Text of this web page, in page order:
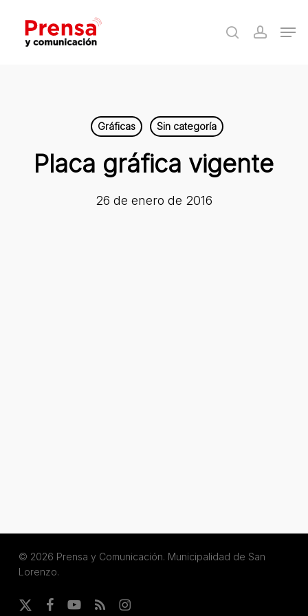
main
search
Gráficas Sin categoría
Placa gráfica vigente
26 de enero de 2016
© 2026 Prensa y Comunicación. Municipalidad de San
Lorenzo.
x-
facebookyoutube
RSS instagram